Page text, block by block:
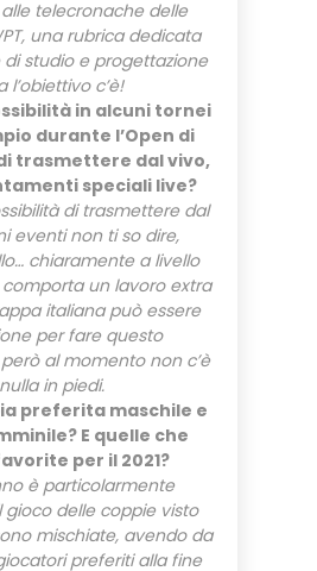
telecronache delle
una rubrica dedicata
studio e progettazione
l’obiettivo c’è!
in alcuni tornei
durante l’Open di
trasmettere dal vivo,
speciali live?
di trasmettere dal
eventi non ti so dire,
chiaramente a livello
un lavoro extra
italiana può essere
per fare questo
al momento non c’è
nulla in piedi.
preferita maschile e
E quelle che
per il 2021?
è particolarmente
gioco delle coppie visto
mischiate, avendo da
preferiti alla fine